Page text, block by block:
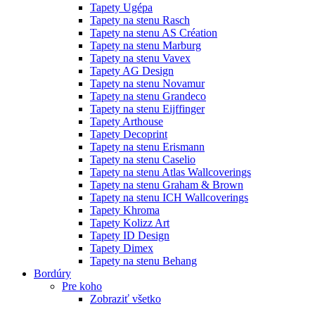
Tapety Ugépa
Tapety na stenu Rasch
Tapety na stenu AS Création
Tapety na stenu Marburg
Tapety na stenu Vavex
Tapety AG Design
Tapety na stenu Novamur
Tapety na stenu Grandeco
Tapety na stenu Eijffinger
Tapety Arthouse
Tapety Decoprint
Tapety na stenu Erismann
Tapety na stenu Caselio
Tapety na stenu Atlas Wallcoverings
Tapety na stenu Graham & Brown
Tapety na stenu ICH Wallcoverings
Tapety Khroma
Tapety Kolizz Art
Tapety ID Design
Tapety Dimex
Tapety na stenu Behang
Bordúry
Pre koho
Zobraziť všetko